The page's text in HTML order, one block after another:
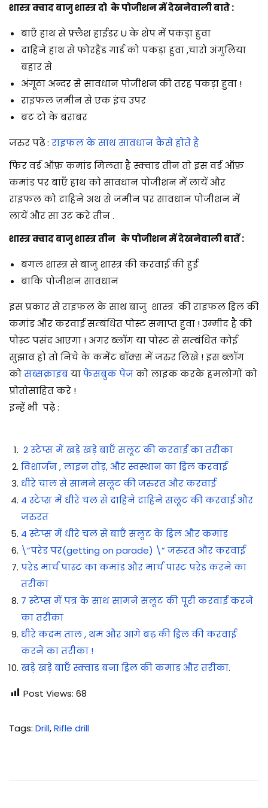
शास्त्र क्वाद बाजु शास्त्र दो के पोजीशन में देखनेवाली बाते :
बाएँ हाथ से फ़्लैश हाईडर U के शेप में पकड़ा हुवा
दाहिने हाथ से फोरहैंड गार्ड को पकड़ा हुवा ,चारो अंगुलिया
बहार से
अंगूठा अन्दर से सावधान पोजीशन की तरह पकड़ा हुवा !
राइफल ज़मीन से एक इंच उपर
बट टो के बराबर
जरुर पढ़े : राइफल के साथ सावधान कैसे होते है
फिर वर्ड ऑफ़ कमांड मिलता है स्क्वाड तीन तो इस वर्ड ऑफ़
कमांड पर बाएँ हाथ को सावधान पोजीशन में लायें और
राइफल को दाहिने अथ से जमीन पर सावधान पोजीशन में
लायें और सा उट करे तीन .
शास्त्र क्वाद बाजु शास्त्र तीन के पोजीशन में देखनेवाली बातें :
बगल शास्त्र से बाजु शास्त्र की करवाई की हुई
बाकि पोजीशन सावधान
इस प्रकार से राइफल के साथ बाजु शास्त्र की राइफल ड्रिल की
कमांड और करवाई सम्बंधित पोस्ट समाप्त हुवा ! उम्मीद है की
पोस्ट पसंद आएगा ! अगर ब्लॉग या पोस्ट से सम्बंधित कोई
सुझाव हो तो निचे के कमेंट बॉक्स में जरुर लिखे ! इस ब्लॉग
कोसब्सक्राइबयाफेसबुक पेजको लाइक करके हमलोगों को
प्रोतोसाहित करे !
इन्हें भी पढ़े :
2 स्टेप्स में खड़े खड़े बाएँ सलूट की करवाई का तरीका
विशार्जन , लाइन तोड़, और स्वस्थान का ड्रिल करवाई
धीरे चाल से सामने सलूट की जरुरत और करवाई
4 स्टेप्स में धीरे चल से दाहिने दाहिने सलूट की करवाई और
जरुरत
4 स्टेप्स में धीरे चल से बाएँ सलूट के ड्रिल और कमांड
\”परेड पर(getting on parade) \” जरुरत और करवाई
परेड मार्च पास्ट का कमांड और मार्च पास्ट परेड करने का
तरीका
7 स्टेप्स में पत्र के साथ सामने सलूट की पूरी करवाई करने
का तरीका
धीरे कदम ताल , थम और आगे बढ़ की ड्रिल की करवाई
करने का तरीका !
खड़े खड़े बाएँ स्क्वाड बना ड्रिल की कमांड और तरीका.
Post Views: 68
Tags: Drill,Rifle drill